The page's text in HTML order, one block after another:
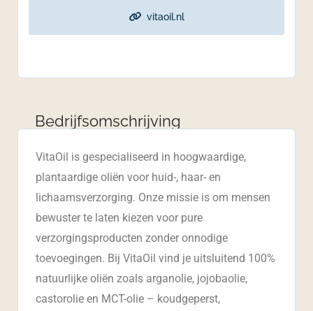
vitaoil.nl
Bedrijfsomschrijving
VitaOil is gespecialiseerd in hoogwaardige,
plantaardige oliën voor huid-, haar- en
lichaamsverzorging. Onze missie is om mensen
bewuster te laten kiezen voor pure
verzorgingsproducten zonder onnodige
toevoegingen. Bij VitaOil vind je uitsluitend 100%
natuurlijke oliën zoals arganolie, jojobaolie,
castorolie en MCT-olie – koudgeperst,